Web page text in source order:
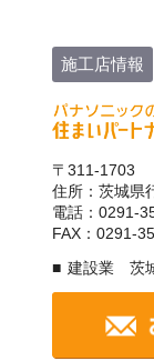
施工店情報
〒311-1703
住所：茨城県
電話：0291-
FAX：0291-
建設業 茨